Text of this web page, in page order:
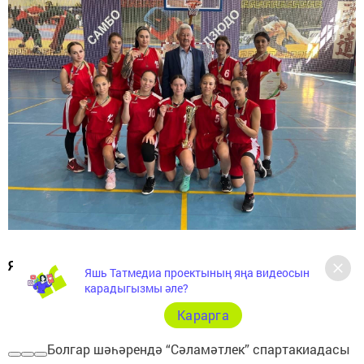
Яхшы хәбәрләр.
Болгар шәһәрендә “Сәламәтлек” спартакиадасы
Яшь Татмедиа проектының яңа видеосын
карадыгызмы әле?
Карарга